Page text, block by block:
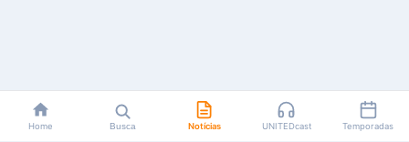
Home Busca Notícias UNITEDcast Temporadas